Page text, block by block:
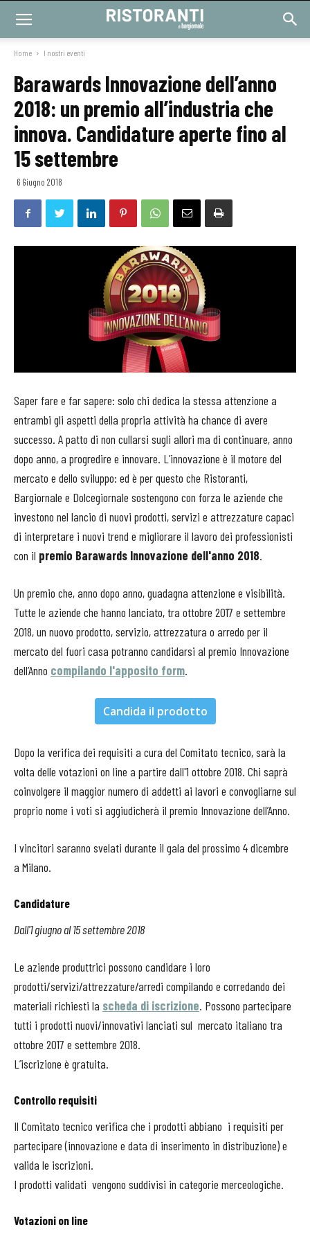
Home I nostri eventi
Barawards Innovazione dell’anno
2018: un premio all’industria che
innova. Candidature aperte fino al
15 settembre
6 Giugno 2018
Saper fare e far sapere: solo chi dedica la stessa attenzione a
entrambi gli aspetti della propria attività ha chance di avere
successo. A patto di non cullarsi sugli allori ma di continuare, anno
dopo anno, a progredire e innovare. L’innovazione è il motore del
mercato e dello sviluppo: ed è per questo che Ristoranti,
Bargiornale e Dolcegiornale sostengono con forza le aziende che
investono nel lancio di nuovi prodotti, servizi e attrezzature capaci
di interpretare i nuovi trend e migliorare il lavoro dei professionisti
con il premio Barawards Innovazione dell'anno 2018.
Un premio che, anno dopo anno, guadagna attenzione e visibilità.
Tutte le aziende che hanno lanciato, tra ottobre 2017 e settembre
2018, un nuovo prodotto, servizio, attrezzatura o arredo per il
mercato del fuori casa potranno candidarsi al premio Innovazione
dell’Anno compilando l'apposito form.
Candida il prodotto
Dopo la verifica dei requisiti a cura del Comitato tecnico, sarà la
volta delle votazioni on line a partire dall'1 ottobre 2018. Chi saprà
coinvolgere il maggior numero di addetti ai lavori e convogliarne sul
proprio nome i voti si aggiudicherà il premio Innovazione dell’Anno.
I vincitori saranno svelati durante il gala del prossimo 4 dicembre
a Milano.
Candidature
Dall'1 giugno al 15 settembre 2018
Le aziende produttrici possono candidare i loro
prodotti/servizi/attrezzature/arredi compilando e corredando dei
materiali richiesti la scheda di iscrizione. Possono partecipare
tutti i prodotti nuovi/innovativi lanciati sul mercato italiano tra
ottobre 2017 e settembre 2018.
L’iscrizione è gratuita.
Controllo requisiti
Il Comitato tecnico verifica che i prodotti abbiano i requisiti per
partecipare (innovazione e data di inserimento in distribuzione) e
valida le iscrizioni.
I prodotti validati vengono suddivisi in categorie merceologiche.
Votazioni on line